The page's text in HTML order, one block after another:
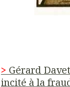
> Gérard
incité à la